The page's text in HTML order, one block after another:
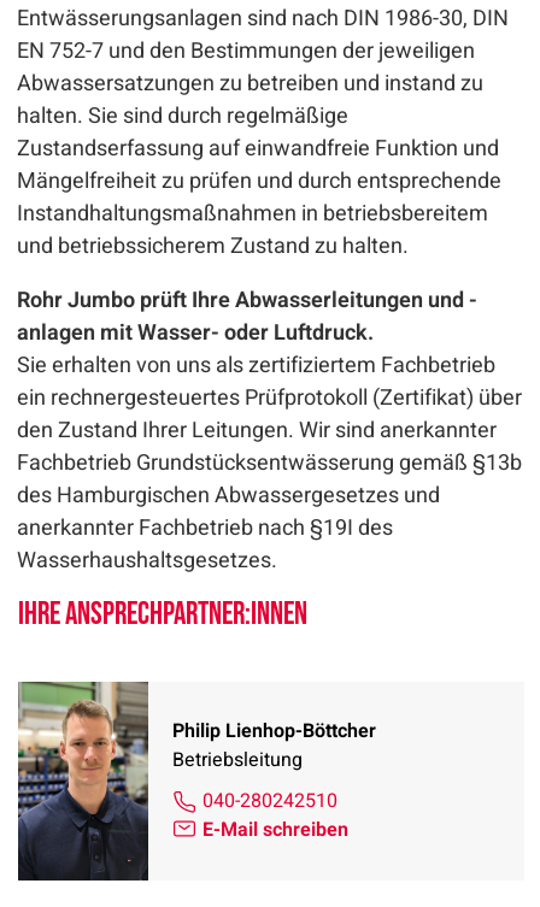
Entwässerungsanlagen sind nach DIN 1986-30, DIN
EN 752-7 und den Bestimmungen der jeweiligen
Abwassersatzungen zu betreiben und instand zu
halten. Sie sind durch regelmäßige
Zustandserfassung auf einwandfreie Funktion und
Mängelfreiheit zu prüfen und durch entsprechende
Instandhaltungsmaßnahmen in betriebsbereitem
und betriebssicherem Zustand zu halten.
Rohr Jumbo prüft Ihre Abwasserleitungen und -
anlagen mit Wasser- oder Luftdruck.
Sie erhalten von uns als zertifiziertem Fachbetrieb
ein rechnergesteuertes Prüfprotokoll (Zertifikat) über
den Zustand Ihrer Leitungen. Wir sind anerkannter
Fachbetrieb Grundstücksentwässerung gemäß §13b
des Hamburgischen Abwassergesetzes und
anerkannter Fachbetrieb nach §19I des
Wasserhaushaltsgesetzes.
Ihre Ansprechpartner:innen
Philip Lienhop-Böttcher
Betriebsleitung
040-280242510
E-Mail schreiben